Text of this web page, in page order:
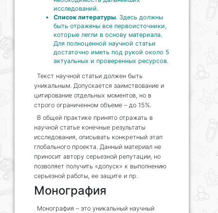
исследований.
Список литературы. Здесь должны
быть отражены все первоисточники,
которые легли в основу материала.
Для полноценной научной статьи
достаточно иметь под рукой около 5
актуальных и проверенных ресурсов.
Текст научной статьи должен быть
уникальным. Допускается заимствование и
цитирование отдельных моментов, но в
строго ограниченном объеме – до 15%.
В общей практике принято отражать в
научной статье конечные результаты
исследования, описывать конкретный этап
глобального проекта. Данный материал не
приносит автору серьезной репутации, но
позволяет получить «допуск» к выполнению
серьезной работы, ее защите и пр.
Монография
Монография – это уникальный научный